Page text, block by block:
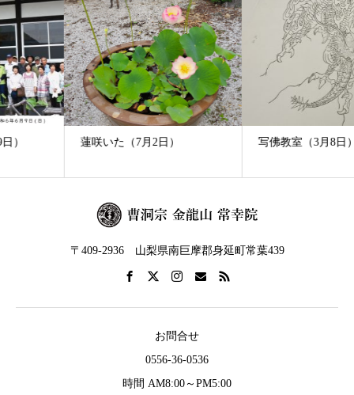
蓮咲いた（7月2日） 写佛教室（3月8日）
〒409-2936 山梨県南巨摩郡身延町常葉439
お問合せ
0556-36-0536
時間 AM8:00～PM5:00